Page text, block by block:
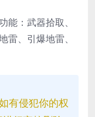
能：武器拾取、
雷、引爆地雷、
有侵犯你的权